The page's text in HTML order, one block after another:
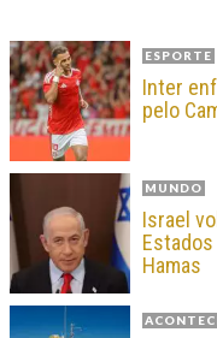
ESPORTE
Inter
pelo
MUNDO
Israel
Estados
Hamas